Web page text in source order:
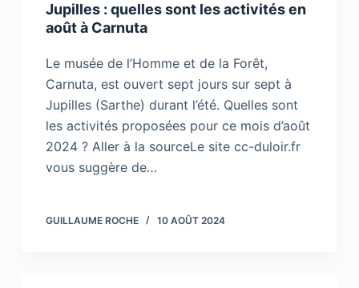
Jupilles : quelles sont les activités en
août à Carnuta
Le musée de l’Homme et de la Forêt,
Carnuta, est ouvert sept jours sur sept à
Jupilles (Sarthe) durant l’été. Quelles sont
les activités proposées pour ce mois d’août
2024 ? Aller à la sourceLe site cc-duloir.fr
vous suggère de…
GUILLAUME ROCHE 10 AOÛT 2024